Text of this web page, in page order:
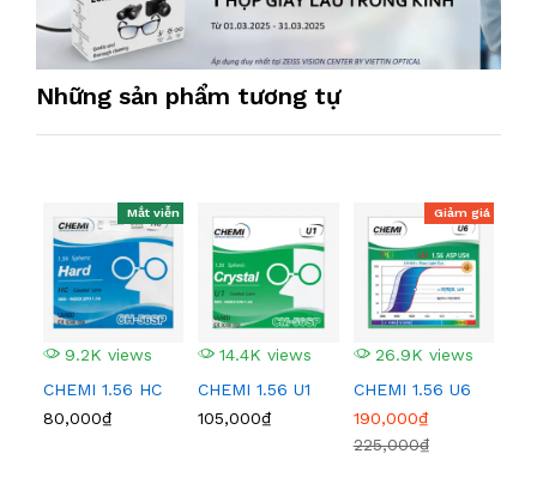
Những sản phẩm tương tự
9.2K views
Mắt viễn
CHEMI 1.56 HC
80,000₫
14.4K views
CHEMI 1.56 U1
105,000₫
26.9K views
Giảm giá
CHEMI 1.56 U6
190,000₫
225,000₫